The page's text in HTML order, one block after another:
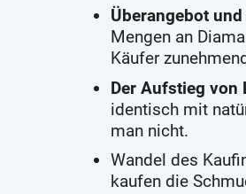
Überangebot
Mengen an
Käufer
Der Aufstieg von
identisch mit
man nicht.
Wandel des
kaufen die